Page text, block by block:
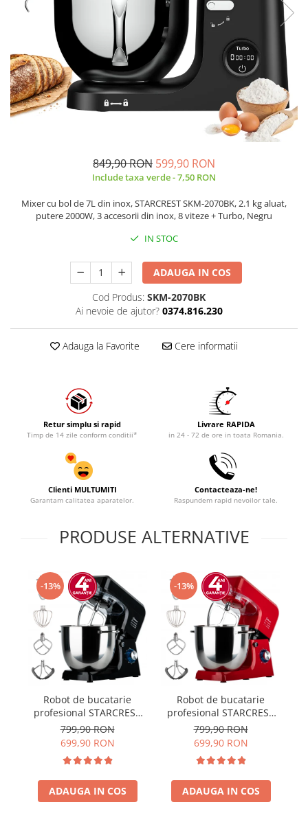
Robot de bucătărie
Sandwich maker
Fier de călcat
Dispozitive smart home
849,90 RON 599,90 RON
Include taxa verde - 7,50 RON
Mixer cu bol de 7L din inox, STARCREST SKM-2070BK, 2.1 kg aluat,
putere 2000W, 3 accesorii din inox, 8 viteze + Turbo, Negru
IN STOC
ADAUGA IN COS
Cod Produs: SKM-2070BK
Ai nevoie de ajutor? 0374.816.230
Adauga la Favorite Cere informatii
Retur simplu si rapid
Timp de 14 zile conform conditii*
Livrare RAPIDA
in 24 - 72 de ore in toata Romania.
Clienti MULTUMITI
Garantam calitatea aparatelor.
Contacteaza-ne!
Raspundem rapid nevoilor tale.
PRODUSE ALTERNATIVE
-13%
Robot de bucatarie
profesional STARCREST
SKM-2002BK, 2000 W, Bol
10 L Inox, 5 Accesorii, 6
Viteze + Pulse, Angrenaje
metalice, Negru
799,90 RON
699,90 RON
ADAUGA IN COS
-13%
Robot de bucatarie
profesional STARCREST
SKM-2002RD, 2000 W, Bol
10 L Inox, 5 Accesorii, 6
Viteze + Pulse, Angrenaje
metalice, Rosu
799,90 RON
699,90 RON
ADAUGA IN COS